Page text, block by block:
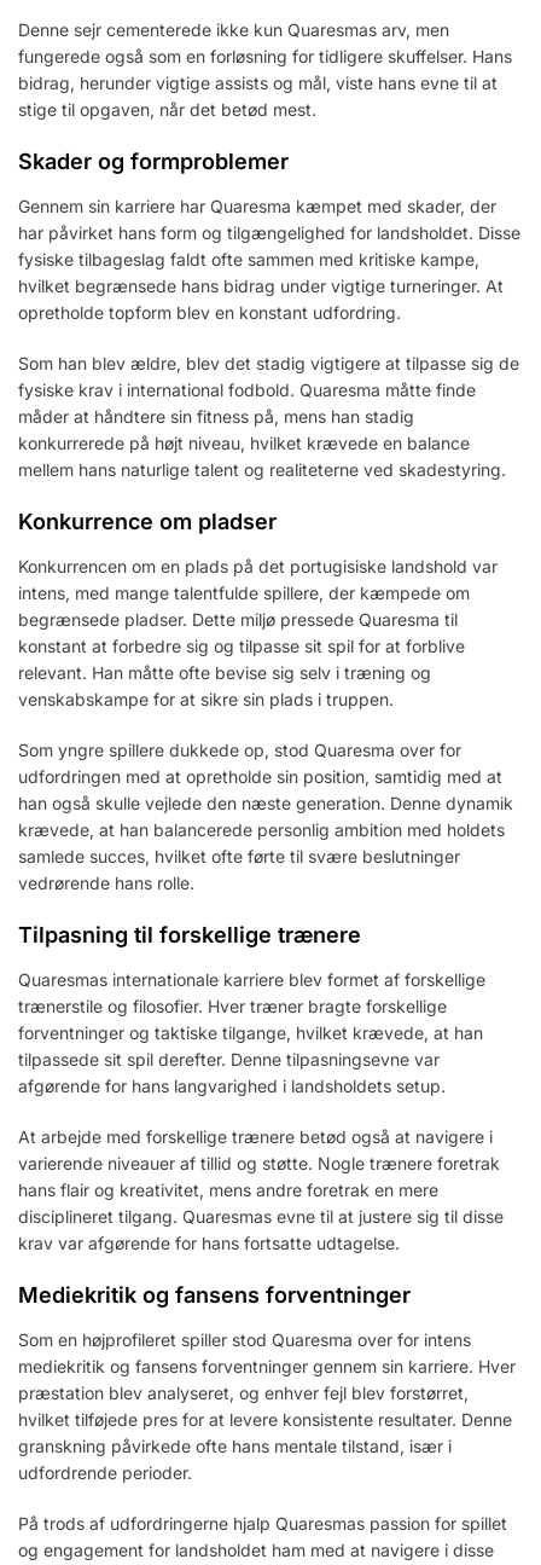
Denne sejr cementerede ikke kun Quaresmas arv, men
fungerede også som en forløsning for tidligere skuffelser. Hans
bidrag, herunder vigtige assists og mål, viste hans evne til at
stige til opgaven, når det betød mest.
Skader og formproblemer
Gennem sin karriere har Quaresma kæmpet med skader, der
har påvirket hans form og tilgængelighed for landsholdet. Disse
fysiske tilbageslag faldt ofte sammen med kritiske kampe,
hvilket begrænsede hans bidrag under vigtige turneringer. At
opretholde topform blev en konstant udfordring.
Som han blev ældre, blev det stadig vigtigere at tilpasse sig de
fysiske krav i international fodbold. Quaresma måtte finde
måder at håndtere sin fitness på, mens han stadig
konkurrerede på højt niveau, hvilket krævede en balance
mellem hans naturlige talent og realiteterne ved skadestyring.
Konkurrence om pladser
Konkurrencen om en plads på det portugisiske landshold var
intens, med mange talentfulde spillere, der kæmpede om
begrænsede pladser. Dette miljø pressede Quaresma til
konstant at forbedre sig og tilpasse sit spil for at forblive
relevant. Han måtte ofte bevise sig selv i træning og
venskabskampe for at sikre sin plads i truppen.
Som yngre spillere dukkede op, stod Quaresma over for
udfordringen med at opretholde sin position, samtidig med at
han også skulle vejlede den næste generation. Denne dynamik
krævede, at han balancerede personlig ambition med holdets
samlede succes, hvilket ofte førte til svære beslutninger
vedrørende hans rolle.
Tilpasning til forskellige trænere
Quaresmas internationale karriere blev formet af forskellige
trænerstile og filosofier. Hver træner bragte forskellige
forventninger og taktiske tilgange, hvilket krævede, at han
tilpassede sit spil derefter. Denne tilpasningsevne var
afgørende for hans langvarighed i landsholdets setup.
At arbejde med forskellige trænere betød også at navigere i
varierende niveauer af tillid og støtte. Nogle trænere foretrak
hans flair og kreativitet, mens andre foretrak en mere
disciplineret tilgang. Quaresmas evne til at justere sig til disse
krav var afgørende for hans fortsatte udtagelse.
Mediekritik og fansens forventninger
Som en højprofileret spiller stod Quaresma over for intens
mediekritik og fansens forventninger gennem sin karriere. Hver
præstation blev analyseret, og enhver fejl blev forstørret,
hvilket tilføjede pres for at levere konsistente resultater. Denne
granskning påvirkede ofte hans mentale tilstand, især i
udfordrende perioder.
På trods af udfordringerne hjalp Quaresmas passion for spillet
og engagement for landsholdet ham med at navigere i disse